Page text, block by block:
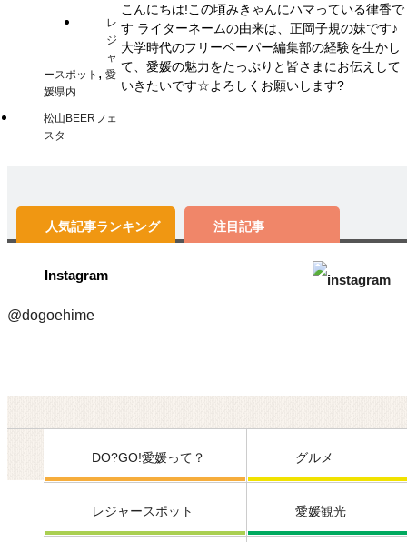
こんにちは!この頃みきゃんにハマっている律香で
す ライターネームの由来は、正岡子規の妹です♪
大学時代のフリーペーパー編集部の経験を生かし
て、愛媛の魅力をたっぷりと皆さまにお伝えして
いきたいです☆よろしくお願いします?
レ
ジ
ャ
ースポット , 愛
媛県内
松山BEERフェ
スタ
人気記事ランキング 注目記事
Instagram
@dogoehime
DO?GO!愛媛って？ グルメ
レジャースポット 愛媛観光